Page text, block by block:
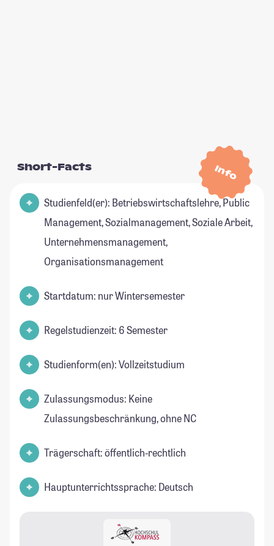
Info
Short-Facts
Studienfeld(er): Betriebswirtschaftslehre, Public
Management, Sozialmanagement, Soziale Arbeit,
Unternehmensmanagement,
Organisationsmanagement
Startdatum: nur Wintersemester
Regelstudienzeit: 6 Semester
Studienform(en): Vollzeitstudium
Zulassungsmodus: Keine
Zulassungsbeschränkung, ohne NC
Trägerschaft: öffentlich-rechtlich
Hauptunterrichtssprache: Deutsch